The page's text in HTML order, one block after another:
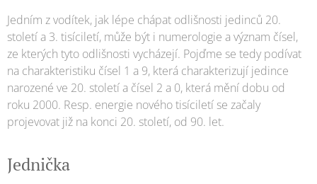
Jedním z vodítek, jak lépe chápat odlišnosti jedinců 20.
století a 3. tisíciletí, může být i numerologie a význam čísel,
ze kterých tyto odlišnosti vycházejí. Pojďme se tedy podívat
na charakteristiku čísel 1 a 9, která charakterizují jedince
narozené ve 20. století a čísel 2 a 0, která mění dobu od
roku 2000. Resp. energie nového tisíciletí se začaly
projevovat již na konci 20. století, od 90. let.
Jednička